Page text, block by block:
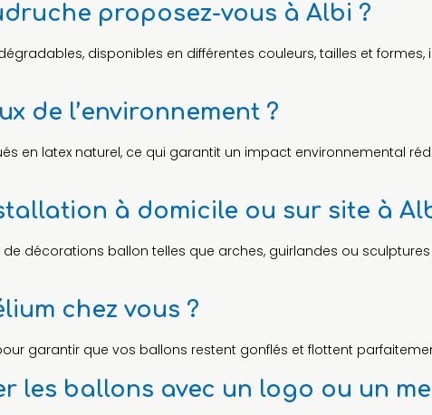
proposez-vous à Albi ?
disponibles en différentes couleurs, tailles et
de l’environnement ?
en latex naturel, ce qui garantit un impact environnemental
à domicile ou sur site à
décorations ballon telles que arches, guirlandes ou
chez vous ?
garantir que vos ballons restent gonflés et flottent
les ballons avec un logo ou un